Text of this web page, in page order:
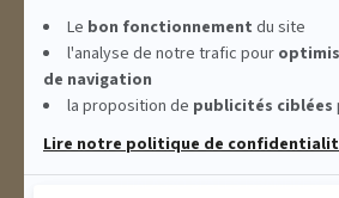
Le bon fonctionnement du site
l'analyse de notre trafic pour
de navigation
la proposition de publicités ciblées
Lire notre politique de
INFORMATIONS
THALASSO SPA LES ISSAMBRES